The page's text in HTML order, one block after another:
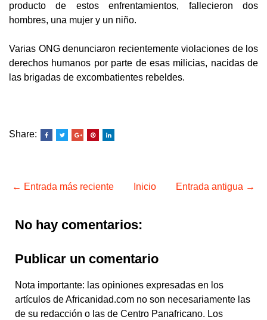
producto de estos enfrentamientos, fallecieron dos
hombres, una mujer y un niño.
Varias ONG denunciaron recientemente violaciones de los
derechos humanos por parte de esas milicias, nacidas de
las brigadas de excombatientes rebeldes.
Share:
← Entrada más reciente Entrada antigua →
Inicio
No hay comentarios:
Publicar un comentario
Nota importante: las opiniones expresadas en los
artículos de Africanidad.com no son necesariamente las
de su redacción o las de Centro Panafricano. Los